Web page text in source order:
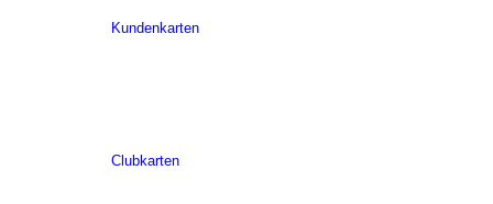
Kundenkarten
Clubkarten